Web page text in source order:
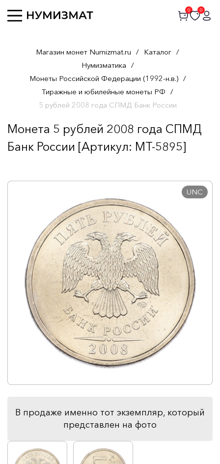
0 0
Магазин монет Numizmat.ru / Каталог /
Нумизматика /
Монеты Российской Федерации (1992-н.в.) /
Тиражные и юбилейные монеты РФ /
5 рублей 2008 года СПМД Банк России
Монета 5 рублей 2008 года СПМД
Банк России [Артикул: MT-5895]
UNC
В продаже именно тот экземпляр, который
представлен на фото